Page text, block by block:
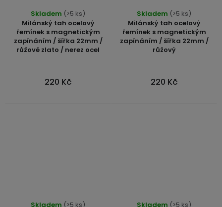
Milánský tah ocelový
řemínek s magnetickým
zapínáním / šířka 22mm /
růžové zlato / nerez ocel
Skladem (>5 ks)
220 Kč
Milánský tah ocelový
řemínek s magnetickým
zapínáním / šířka 22mm /
růžový
Skladem (>5 ks)
220 Kč
Skladem (>5 ks) Skladem (>5 ks)